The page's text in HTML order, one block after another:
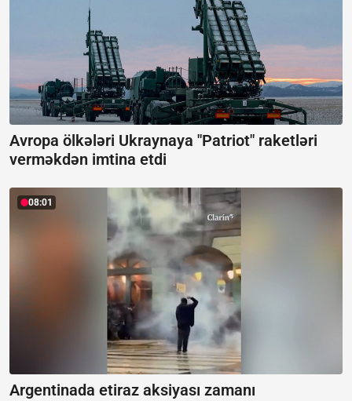
Avropa ölkələri Ukraynaya "Patriot" raketləri
verməkdən imtina etdi
08:01
Argentinada etiraz aksiyası zamanı